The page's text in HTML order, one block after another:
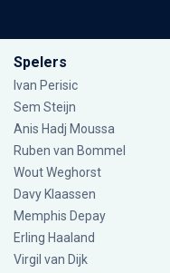
Spelers
Ivan Perisic
Sem Steijn
Anis Hadj Moussa
Ruben van Bommel
Wout Weghorst
Davy Klaassen
Memphis Depay
Erling Haaland
Virgil van Dijk